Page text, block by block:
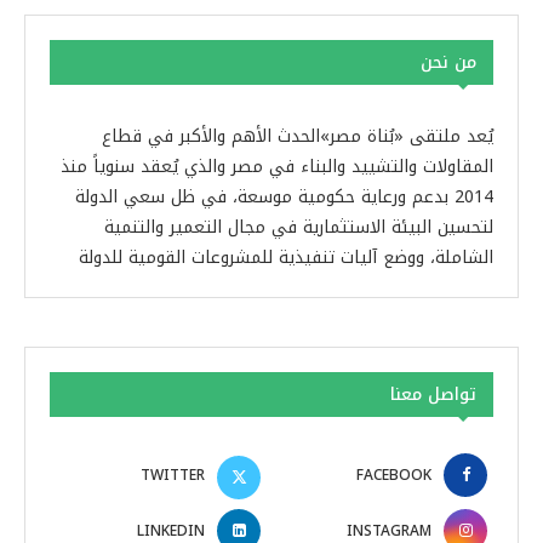
من نحن
يُعد ملتقى «بُناة مصر»الحدث الأهم والأكبر في قطاع
المقاولات والتشييد والبناء في مصر والذي يُعقد سنوياً منذ
2014 بدعم ورعاية حكومية موسعة، في ظل سعي الدولة
لتحسين البيئة الاستثمارية في مجال التعمير والتنمية
الشاملة، ووضع آليات تنفيذية للمشروعات القومية للدولة
تواصل معنا
FACEBOOK
TWITTER
INSTAGRAM
LINKEDIN